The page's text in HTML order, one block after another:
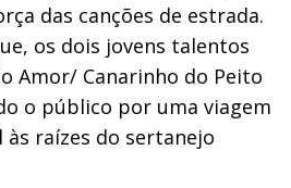
das canções de estrada.
os dois jovens talentos
Amor/ Canarinho do Peito
o público por uma viagem
raízes do sertanejo